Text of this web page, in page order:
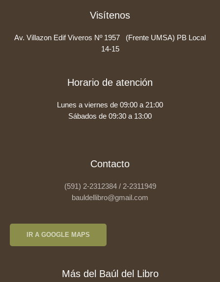
Visítenos
Av. Villazon Edif Viveros Nº 1957 (Frente UMSA) PB Local
14-15
Horario de atención
Lunes a viernes de 09:00 a 21:00
Sábados de 09:30 a 13:00
Contacto
(591) 2-2312384 / 2-2311949
bauldellibro@gmail.com
IR A GOOGLE MAPS
Más del Baúl del Libro